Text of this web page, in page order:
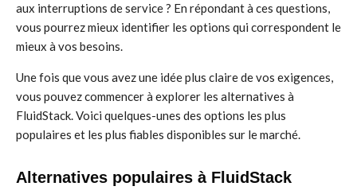
aux interruptions de service ? En répondant à ces questions,
vous pourrez mieux identifier les options qui correspondent le
mieux à vos besoins.
Une fois que vous avez une idée plus claire de vos exigences,
vous pouvez commencer à explorer les alternatives à
FluidStack. Voici quelques-unes des options les plus
populaires et les plus fiables disponibles sur le marché.
Alternatives populaires à FluidStack